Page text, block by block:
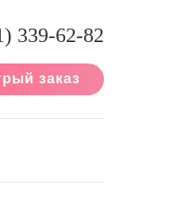
339-62-82
заказ